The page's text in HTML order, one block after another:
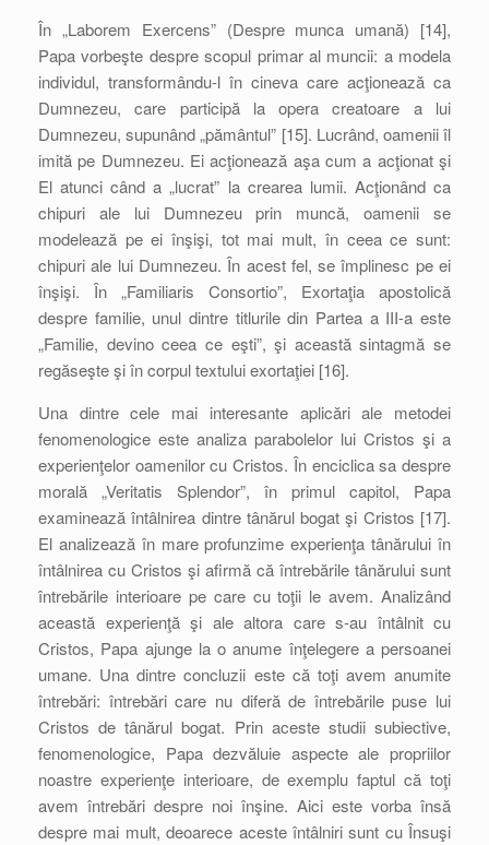
În „Laborem Exercens” (Despre munca umană) [14],
Papa vorbeşte despre scopul primar al muncii: a modela
individul, transformându-l în cineva care acţionează ca
Dumnezeu, care participă la opera creatoare a lui
Dumnezeu, supunând „pământul” [15]. Lucrând, oamenii îl
imită pe Dumnezeu. Ei acţionează aşa cum a acţionat şi
El atunci când a „lucrat” la crearea lumii. Acţionând ca
chipuri ale lui Dumnezeu prin muncă, oamenii se
modelează pe ei înşişi, tot mai mult, în ceea ce sunt:
chipuri ale lui Dumnezeu. În acest fel, se împlinesc pe ei
înşişi. În „Familiaris Consortio”, Exortaţia apostolică
despre familie, unul dintre titlurile din Partea a III-a este
„Familie, devino ceea ce eşti”, şi această sintagmă se
regăseşte şi în corpul textului exortaţiei [16].
Una dintre cele mai interesante aplicări ale metodei
fenomenologice este analiza parabolelor lui Cristos şi a
experienţelor oamenilor cu Cristos. În enciclica sa despre
morală „Veritatis Splendor”, în primul capitol, Papa
examinează întâlnirea dintre tânărul bogat şi Cristos [17].
El analizează în mare profunzime experienţa tânărului în
întâlnirea cu Cristos şi afirmă că întrebările tânărului sunt
întrebările interioare pe care cu toţii le avem. Analizând
această experienţă şi ale altora care s-au întâlnit cu
Cristos, Papa ajunge la o anume înţelegere a persoanei
umane. Una dintre concluzii este că toţi avem anumite
întrebări: întrebări care nu diferă de întrebările puse lui
Cristos de tânărul bogat. Prin aceste studii subiective,
fenomenologice, Papa dezvăluie aspecte ale propriilor
noastre experienţe interioare, de exemplu faptul că toţi
avem întrebări despre noi înşine. Aici este vorba însă
despre mai mult, deoarece aceste întâlniri sunt cu Însuşi